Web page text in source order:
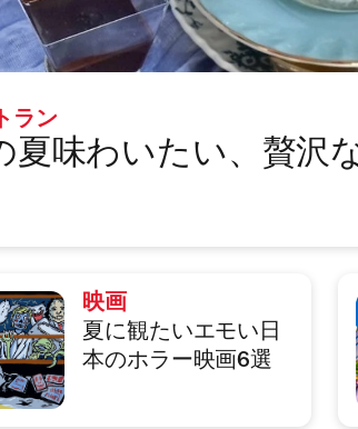
ラン
夏味わいたい、贅沢
映画
夏に観たいエモい日
本のホラー映画6選